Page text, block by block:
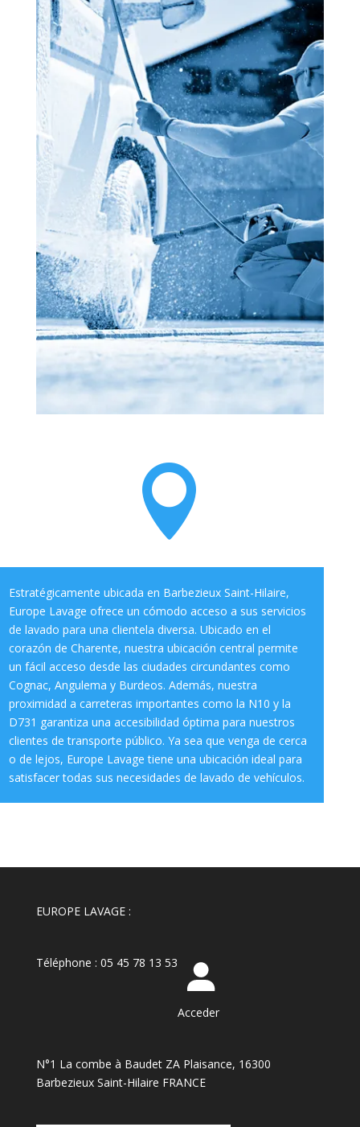

Estratégicamente ubicada en Barbezieux Saint-Hilaire,
Europe Lavage ofrece un cómodo acceso a sus servicios
de lavado para una clientela diversa. Ubicado en el
corazón de Charente, nuestra ubicación central permite
un fácil acceso desde las ciudades circundantes como
Cognac, Angulema y Burdeos. Además, nuestra
proximidad a carreteras importantes como la N10 y la
D731 garantiza una accesibilidad óptima para nuestros
clientes de transporte público. Ya sea que venga de cerca
o de lejos, Europe Lavage tiene una ubicación ideal para
satisfacer todas sus necesidades de lavado de vehículos.
EUROPE LAVAGE :
Téléphone : 05 45 78 13 53
Acceder
N°1 La combe à Baudet ZA Plaisance, 16300
Barbezieux Saint-Hilaire FRANCE